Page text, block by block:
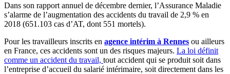
Dans son rapport annuel de décembre dernier, l’Assurance Maladie
s’alarme de l’augmentation des accidents du travail de 2,9 % en
2018 (651.103 cas d’AT, dont 551 mortels).
Pour les travailleurs inscrits en agence intérim à Rennes ou ailleurs
en France, ces accidents sont un des risques majeurs. La loi définit
comme un accident du travail, tout accident qui se produit soit dans
l’entreprise d’accueil du salarié intérimaire, soit directement dans les